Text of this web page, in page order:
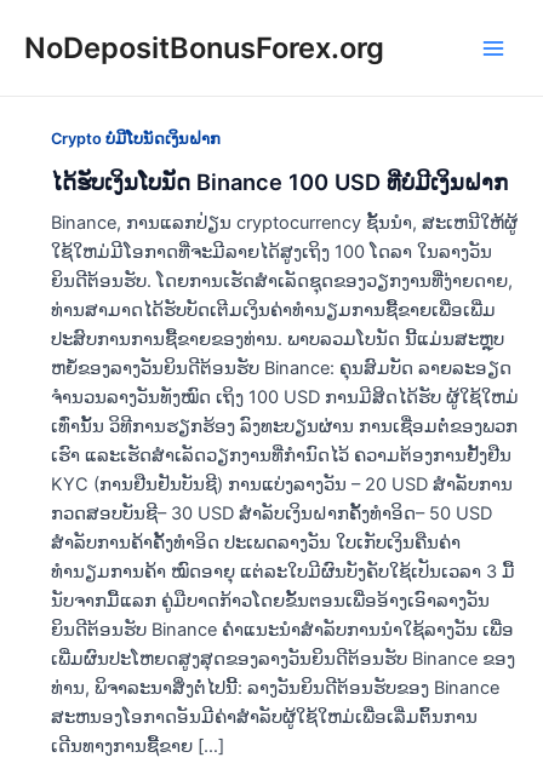
NoDepositBonusForex.org
Crypto ບໍ່ມີໂບນັດເງິນຝາກ
ໄດ້ຮັບເງິນໂບນັດ Binance 100 USD ທີ່ບໍ່ມີເງິນຝາກ
Binance, ການແລກປ່ຽນ cryptocurrency ຊັ້ນນໍາ, ສະເຫນີໃຫ້ຜູ້
ໃຊ້ໃຫມ່ມີໂອກາດທີ່ຈະມີລາຍໄດ້ສູງເຖິງ 100 ໂດລາ ໃນລາງວັນ
ຍິນດີຕ້ອນຮັບ. ໂດຍການເຮັດສໍາເລັດຊຸດຂອງວຽກງານທີ່ງ່າຍດາຍ,
ທ່ານສາມາດໄດ້ຮັບບັດເຕີມເງິນຄ່າທໍານຽມການຊື້ຂາຍເພື່ອເພີ່ມ
ປະສົບການການຊື້ຂາຍຂອງທ່ານ. ພາບລວມໂບນັດ ນີ້ແມ່ນສະຫຼຸບ
ຫຍໍ້ຂອງລາງວັນຍິນດີຕ້ອນຮັບ Binance: ຄຸນສົມບັດ ລາຍລະອຽດ
ຈຳນວນລາງວັນທັງໝົດ ເຖິງ 100 USD ການມີສິດໄດ້ຮັບ ຜູ້ໃຊ້ໃຫມ່
ເທົ່ານັ້ນ ວິທີການຮຽກຮ້ອງ ລົງທະບຽນຜ່ານ ການເຊື່ອມຕໍ່ຂອງພວກ
ເຮົາ ແລະ​ເຮັດ​ສໍາ​ເລັດ​ວຽກ​ງານ​ທີ່​ກໍາ​ນົດ​ໄວ້​ ຄວາມຕ້ອງການຢັ້ງຢືນ
KYC (ການຢືນຢັນບັນຊີ) ການແບ່ງລາງວັນ – 20 USD ສໍາລັບການ
ກວດສອບບັນຊີ– 30 USD ສໍາລັບເງິນຝາກຄັ້ງທໍາອິດ– 50 USD
ສໍາລັບການຄ້າຄັ້ງທໍາອິດ ປະເພດລາງວັນ ໃບເກັບເງິນຄືນຄ່າ
ທຳນຽມການຄ້າ ໝົດອາຍຸ ແຕ່ລະໃບມີຜົນບັງຄັບໃຊ້ເປັນເວລາ 3 ມື້
ນັບຈາກມື້ແລກ ຄູ່ມືບາດກ້າວໂດຍຂັ້ນຕອນເພື່ອອ້າງເອົາລາງວັນ
ຍິນດີຕ້ອນຮັບ Binance ຄໍາແນະນໍາສໍາລັບການນໍາໃຊ້ລາງວັນ ເພື່ອ
ເພີ່ມຜົນປະໂຫຍດສູງສຸດຂອງລາງວັນຍິນດີຕ້ອນຮັບ Binance ຂອງ
ທ່ານ, ພິຈາລະນາສິ່ງຕໍ່ໄປນີ້: ລາງວັນຍິນດີຕ້ອນຮັບຂອງ Binance
ສະຫນອງໂອກາດອັນມີຄ່າສໍາລັບຜູ້ໃຊ້ໃຫມ່ເພື່ອເລີ່ມຕົ້ນການ
ເດີນທາງການຊື້ຂາຍ […]